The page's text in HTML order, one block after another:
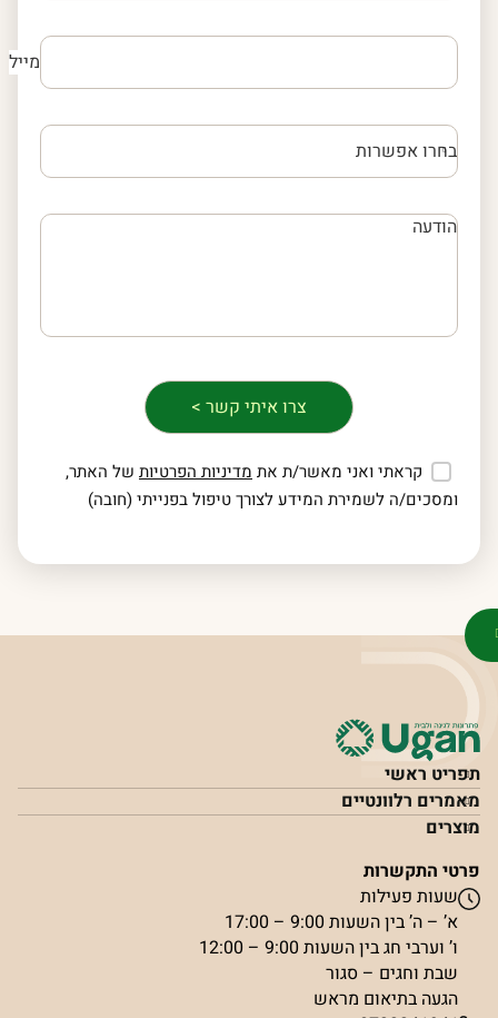
מייל
קראתי ואני מאשר/ת את מדיניות הפרטיותשל האתר,
ומסכים/ה לשמירת המידע לצורך טיפול בפנייתי (חובה)
תפריט ראשי
מאמרים רלוונטיים
מוצרים
פרטי התקשרות
שעות פעילות
א’ – ה’ בין השעות 9:00 – 17:00
ו’ וערבי חג בין השעות 9:00 – 12:00
שבת וחגים – סגור
הגעה בתיאום מראש